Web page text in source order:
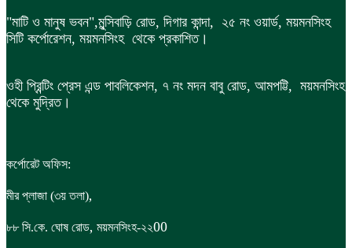
"মাটি ও মানুষ ভবন",মুন্সিবাড়ি রোড, দিগার কান্দা, ২৫ নং ওয়ার্ড, ময়মনসিংহ
সিটি কর্পোরেশন, ময়মনসিংহ থেকে প্রকাশিত।
ওহী প্রিন্টিং প্রেস এন্ড পাবলিকেশন, ৭ নং মদন বাবু রোড, আমপট্টি, ময়মনসিংহ
থেকে মুদ্রিত।
কর্পোরেট অফিস:
মীর প্লাজা (৩য় তলা),
৮৮ সি.কে. ঘোষ রোড, ময়মনসিংহ-২২00